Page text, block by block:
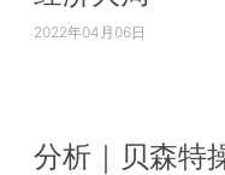
2022年04月06日
分析｜贝森特